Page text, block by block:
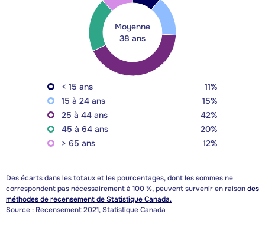
Moyenne
38 ans
< 15 ans
11%
15 à 24 ans
15%
25 à 44 ans
42%
45 à 64 ans
20%
> 65 ans
12%
Des écarts dans les totaux et les pourcentages, dont les sommes ne
correspondent pas nécessairement à 100 %, peuvent survenir en raisondes
méthodes de recensement de Statistique Canada.
Source : Recensement 2021, Statistique Canada